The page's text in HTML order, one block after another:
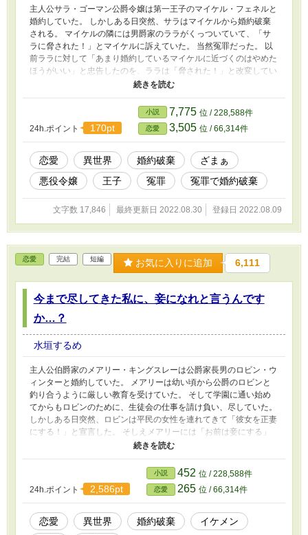
主人公サラ・ゴーマン公爵令嬢は第一王子のマイケル・フェネルと
婚約していた。 しかしある日突然、サラはマイケルから婚約破棄
される。 マイケルの隣には男爵家のララがくっついていて、「サ
ラに脅された！」とマイケルに訴えていた。 当然冤罪だった。 以
前ララに対して「あまり婚約しているマイケルに近づくのはやめた
ほうがいい」と忠告したのを、ララは「脅された！」と改変してい
た。 証拠は無い。 しかしマイケルはララの言葉を信じた。 マイケ
ルは学園でサラを罪人として晒しあげる。 そしてサラの言い分を
聞かずに一方的に婚約破棄を宣言した。 もちろん、ララの言い分
は全て嘘だったため、後に冤罪が発覚することになりマイケルは周
囲から非難される……。
24h.ポイント 170pt
小説 7,775 位 / 228,588件
恋愛 3,505 位 / 66,314件
恋愛 異世界 婚約破棄
ざまぁ
悪役令嬢
王子 冤罪 冤罪で婚約破棄
文字数 17,846 最終更新日 2022.08.30 登録日 2022.08.09
恋愛 完結 短編 お気に入りに追加 6,111
今まで尽してきた私に、妾になれと言うんです
か…？
水垣するめ
主人公伯爵家のメアリー・キングスレーは公爵家長男のロビン・ウ
ィンターと婚約していた。 メアリーは幼い頃から公爵のロビンと
釣り合うように厳しい教育を受けていた。 そして学園に通い始め
てからもロビンのために、生徒会の仕事を請け負い、尽していた。
しかしある日突然、ロビンは平民の女性を連れてきて「彼女を正妻
にする！」と宣言した。 そしえメアリーには「お前は妾にする」
と言ってきて…。 メアリーはロビンに失望し、婚約破棄をする。
婚約破棄は面子に関わるとロビンは引き留めようとしたが、メアリ
ーは婚約破棄を押し通す。 そしてその後、ロビンのメアリーに対
する仕打ちを知った王子や、周囲の貴族はロビンを責め始める…。
※小説家になろうでも掲載しています。
24h.ポイント 2,586pt
小説 452 位 / 228,588件
恋愛 265 位 / 66,314件
恋愛 異世界 婚約破棄
イケメン